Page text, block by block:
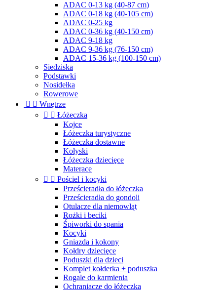
ADAC 0-13 kg (40-87 cm)
ADAC 0-18 kg (40-105 cm)
ADAC 0-25 kg
ADAC 0-36 kg (40-150 cm)
ADAC 9-18 kg
ADAC 9-36 kg (76-150 cm)
ADAC 15-36 kg (100-150 cm)
Siedziska
Podstawki
Nosidełka
Rowerowe
  Wnętrze
  Łóżeczka
Kojce
Łóżeczka turystyczne
Łóżeczka dostawne
Kołyski
Łóżeczka dziecięce
Materace
  Pościel i kocyki
Prześcieradła do łóżeczka
Prześcieradła do gondoli
Otulacze dla niemowląt
Rożki i beciki
Śpiworki do spania
Kocyki
Gniazda i kokony
Kołdry dziecięce
Poduszki dla dzieci
Komplet kołderka + poduszka
Rogale do karmienia
Ochraniacze do łóżeczka